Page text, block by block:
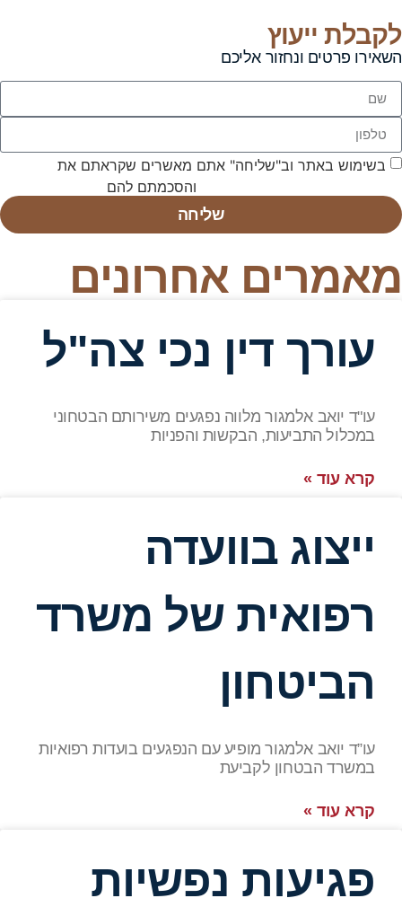
אליכם
וב"שליחה" אתם מאשרים שקראתם אתתנאי
אחרונים
דין נכי צה"ל
מלווה נפגעים משירותם הבטחוני
הבקשות והפניות
בוועדה
של משרד
מופיע עם הנפגעים בועדות רפואיות
לקביעת
נפשיות